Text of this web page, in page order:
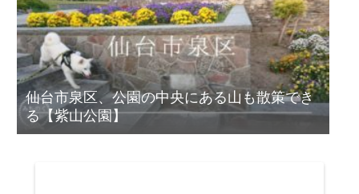
仙台市泉区、公園の中央にある山も散策でき
る【紫山公園】